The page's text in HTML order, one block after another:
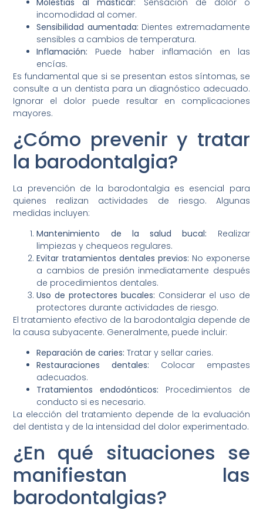
Molestias al masticar: Sensación de dolor o
incomodidad al comer.
Sensibilidad aumentada: Dientes extremadamente
sensibles a cambios de temperatura.
Inflamación: Puede haber inflamación en las
encías.
Es fundamental que si se presentan estos síntomas, se
consulte a un dentista para un diagnóstico adecuado.
Ignorar el dolor puede resultar en complicaciones
mayores.
¿Cómo prevenir y tratar
la barodontalgia?
La prevención de la barodontalgia es esencial para
quienes realizan actividades de riesgo. Algunas
medidas incluyen:
Mantenimiento de la salud bucal: Realizar
limpiezas y chequeos regulares.
Evitar tratamientos dentales previos: No exponerse
a cambios de presión inmediatamente después
de procedimientos dentales.
Uso de protectores bucales: Considerar el uso de
protectores durante actividades de riesgo.
El tratamiento efectivo de la barodontalgia depende de
la causa subyacente. Generalmente, puede incluir:
Reparación de caries: Tratar y sellar caries.
Restauraciones dentales: Colocar empastes
adecuados.
Tratamientos endodónticos: Procedimientos de
conducto si es necesario.
La elección del tratamiento depende de la evaluación
del dentista y de la intensidad del dolor experimentado.
¿En qué situaciones se
manifiestan las
barodontalgias?